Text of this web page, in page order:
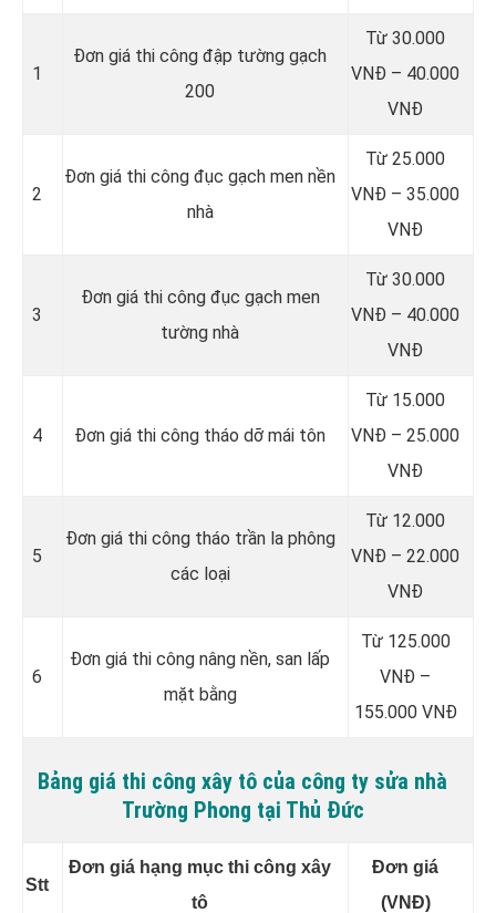
1
Đơn giá thi công đập tường gạch
200
Từ 30.000
VNĐ – 40.000
VNĐ
2
Đơn giá thi công đục gạch men nền
nhà
Từ 25.000
VNĐ – 35.000
VNĐ
3
Đơn giá thi công đục gạch men
tường nhà
Từ 30.000
VNĐ – 40.000
VNĐ
4 Đơn giá thi công tháo dỡ mái tôn
Từ 15.000
VNĐ – 25.000
VNĐ
5
Đơn giá thi công tháo trần la phông
các loại
Từ 12.000
VNĐ – 22.000
VNĐ
6
Đơn giá thi công nâng nền, san lấp
mặt bằng
Từ 125.000
VNĐ –
155.000 VNĐ
Bảng giá thi công xây tô của công ty sửa nhà
Trường Phong tại Thủ Đức
Stt
Đơn giá hạng mục thi công xây
tô
Đơn giá
(VNĐ)